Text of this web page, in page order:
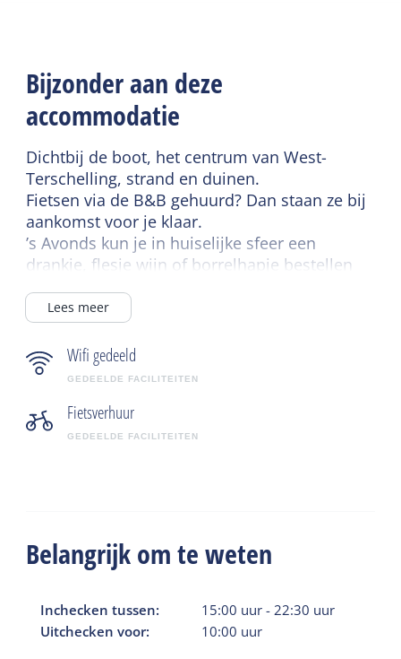
Bijzonder aan deze
accommodatie
Dichtbij de boot, het centrum van West-
Terschelling, strand en duinen.
Fietsen via de B&B gehuurd? Dan staan ze bij
aankomst voor je klaar.
’s Avonds kun je in huiselijke sfeer een
drankje, flesje wijn of borrelhapje bestellen
Lees meer
Wifi gedeeld
GEDEELDE FACILITEITEN
Fietsverhuur
GEDEELDE FACILITEITEN
Belangrijk om te weten
Inchecken tussen: 15:00 uur -22:30 uur
Uitchecken voor:
10:00 uur